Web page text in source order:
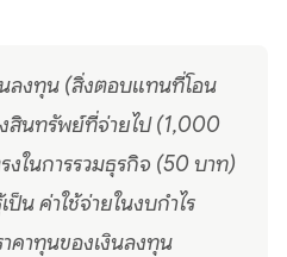
นลงทุน (สิ่งตอบแทนที่โอน
สินทรัพย์ที่จ่ายไป (1,000
งในการรวมธุรกิจ (50 บาท)
ป็น ค่าใช้จ่ายในงบกำไร
คาทุนของเงินลงทุน